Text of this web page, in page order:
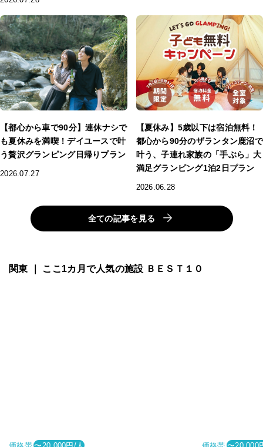
【都心から車で90分】連休ナシで
も夏休みを満喫！デイユースで叶
う贅沢グランピング日帰りプラン
2026.07.27
【夏休み】5歳以下は宿泊無料！
都心から90分のザランタン鹿沼で
叶う、子連れ家族の「手ぶら」大
満足グランピング1泊2日プラン
2026.06.28
全ての記事を見る
関東 ｜ ここ1カ月で人気の施設 ＢＥＳＴ１０